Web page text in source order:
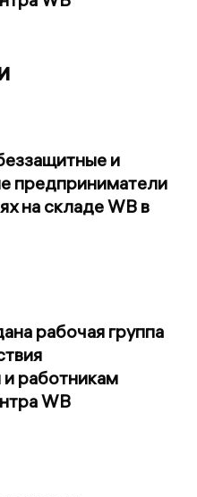
и
предприниматели
на складе WB в
рабочая группа
работникам
WB